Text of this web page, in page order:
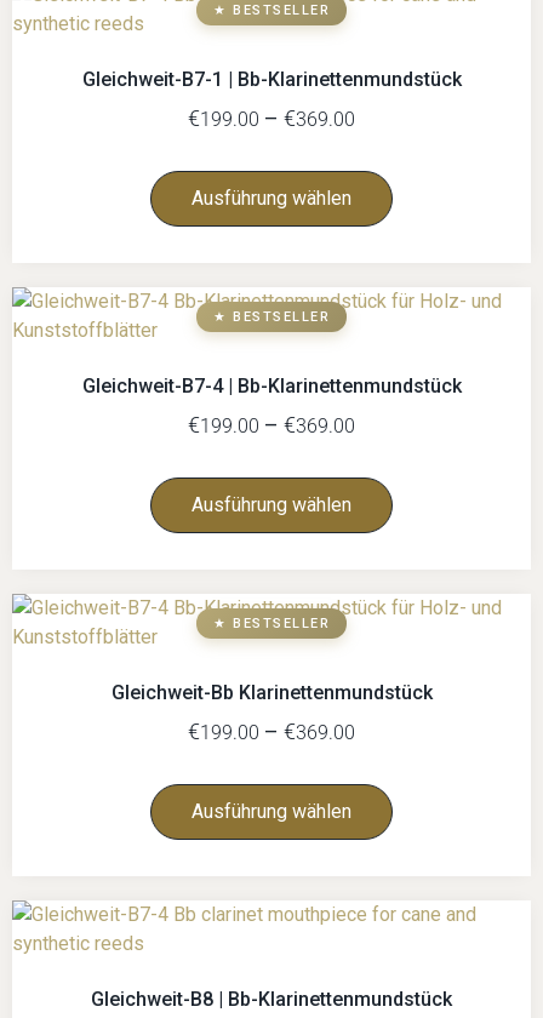
★ BESTSELLER
Gleichweit-B7-1 | Bb-Klarinettenmundstück
€199.00 – €369.00
Ausführung wählen
★ BESTSELLER
Gleichweit-B7-4 | Bb-Klarinettenmundstück
€199.00 – €369.00
Ausführung wählen
★ BESTSELLER
Gleichweit-Bb Klarinettenmundstück
€199.00 – €369.00
Ausführung wählen
Gleichweit-B8 | Bb-Klarinettenmundstück